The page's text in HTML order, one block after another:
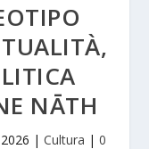
NĀTH
| Cultura | 0